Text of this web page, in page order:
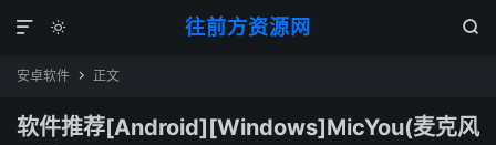
往前方资源网
 

安卓软件  正文
软件推荐[Android][Windows]MicYou(麦克风